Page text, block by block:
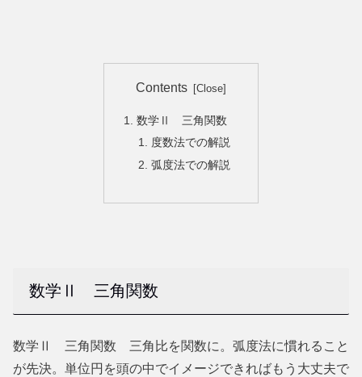
Contents
数学Ⅱ 三角関数
度数法での解説
弧度法での解説
数学Ⅱ 三角関数
数学Ⅱ 三角関数 三角比を関数に。弧度法に慣れること
が先決。単位円を頭の中でイメージできればもう大丈夫で